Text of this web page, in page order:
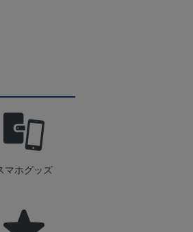
マホグッズ